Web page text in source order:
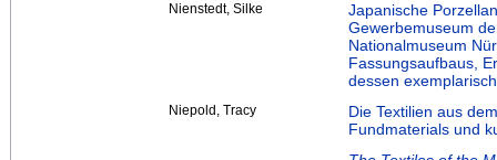
Nienstedt, Silke
Japanische
Gewerbemuseum
Nationalmuseum
Fassungsaufbaus,
dessen
Niepold, Tracy
Die Textilien aus
Fundmaterials und